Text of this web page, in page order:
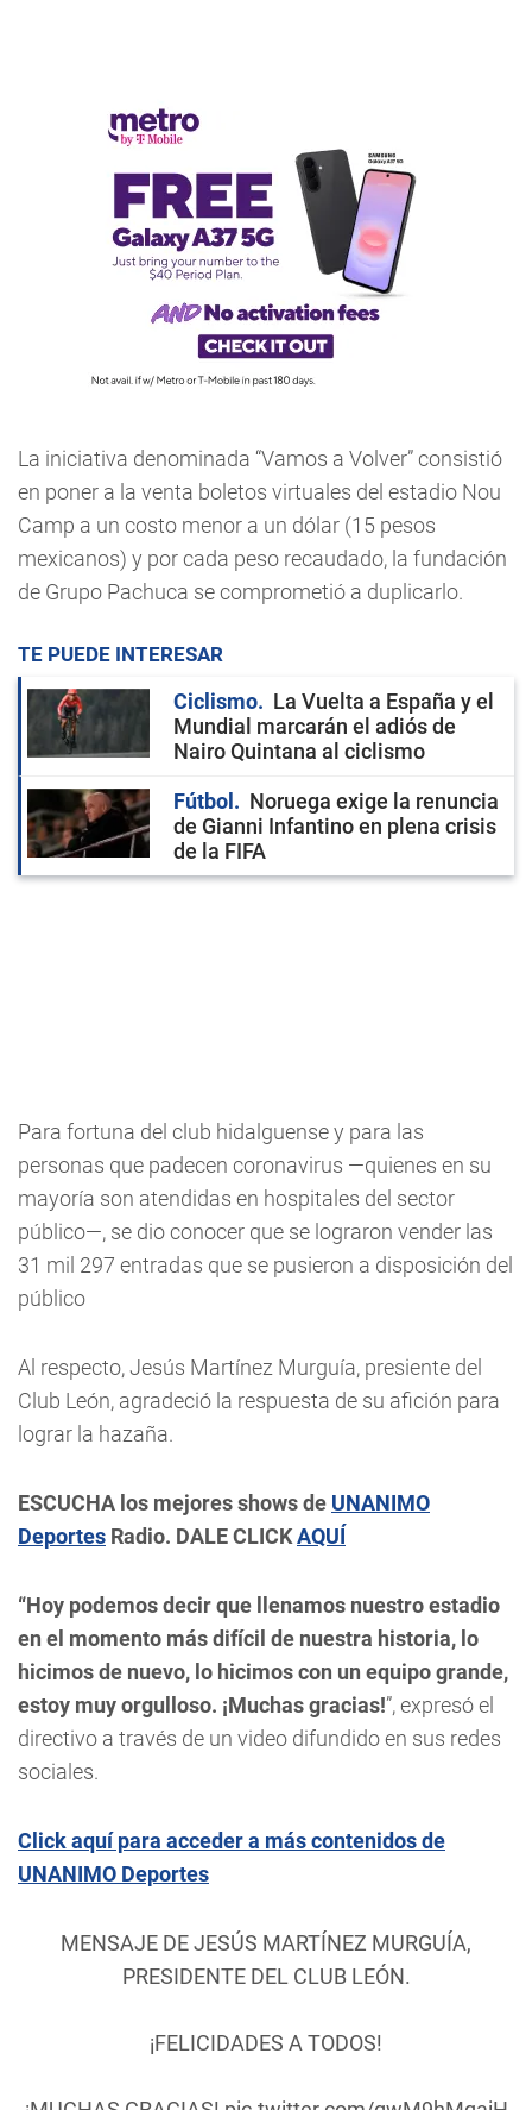
La iniciativa denominada “Vamos a Volver” consistió
en poner a la venta boletos virtuales del estadio Nou
Camp a un costo menor a un dólar (15 pesos
mexicanos) y por cada peso recaudado, la fundación
de Grupo Pachuca se comprometió a duplicarlo.
TE PUEDE INTERESAR
Ciclismo
La Vuelta a España y el
Mundial marcarán el adiós de
Nairo Quintana al ciclismo
Fútbol
Noruega exige la renuncia
de Gianni Infantino en plena crisis
de la FIFA
Para fortuna del club hidalguense y para las
personas que padecen coronavirus —quienes en su
mayoría son atendidas en hospitales del sector
público—, se dio conocer que se lograron vender las
31 mil 297 entradas que se pusieron a disposición del
público
Al respecto, Jesús Martínez Murguía, presiente del
Club León, agradeció la respuesta de su afición para
lograr la hazaña.
ESCUCHA los mejores shows de UNANIMO
Deportes Radio. DALE CLICKAQUÍ
“Hoy podemos decir que llenamos nuestro estadio
en el momento más difícil de nuestra historia, lo
hicimos de nuevo, lo hicimos con un equipo grande,
estoy muy orgulloso. ¡Muchas gracias!”, expresó el
directivo a través de un video difundido en sus redes
sociales.
Click aquí para acceder a más contenidos de
UNANIMO Deportes
MENSAJE DE JESÚS MARTÍNEZ MURGUÍA,
PRESIDENTE DEL CLUB LEÓN.
¡FELICIDADES A TODOS!